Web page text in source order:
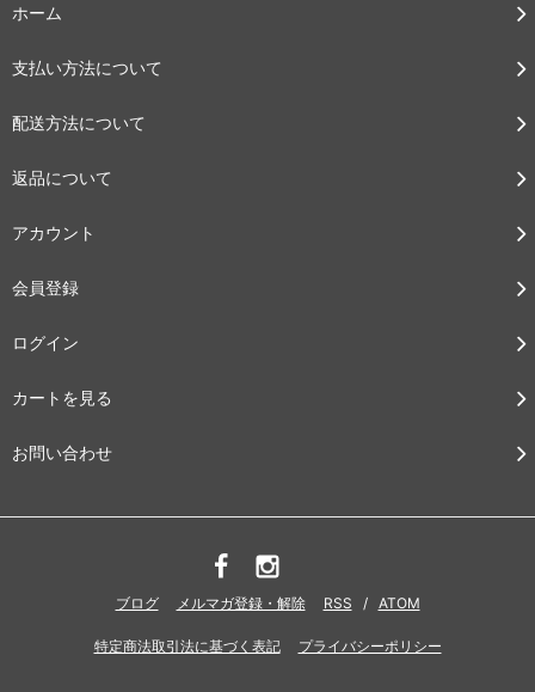
ホーム
支払い方法について
配送方法について
返品について
アカウント
会員登録
ログイン
カートを見る
お問い合わせ
ブログ メルマガ登録・解除 RSS / ATOM
特定商法取引法に基づく表記 プライバシーポリシー